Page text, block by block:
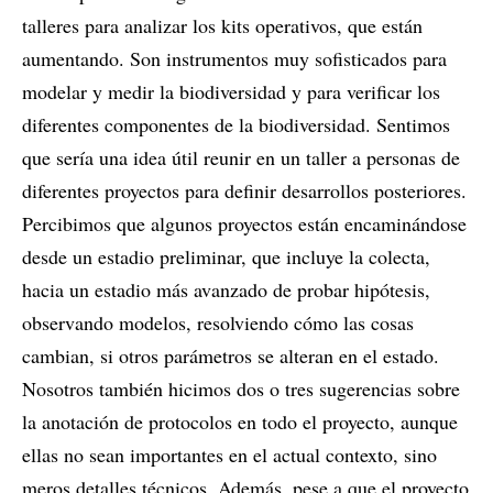
talleres para analizar los kits operativos, que están
aumentando. Son instrumentos muy sofisticados para
modelar y medir la biodiversidad y para verificar los
diferentes componentes de la biodiversidad. Sentimos
que sería una idea útil reunir en un taller a personas de
diferentes proyectos para definir desarrollos posteriores.
Percibimos que algunos proyectos están encaminándose
desde un estadio preliminar, que incluye la colecta,
hacia un estadio más avanzado de probar hipótesis,
observando modelos, resolviendo cómo las cosas
cambian, si otros parámetros se alteran en el estado.
Nosotros también hicimos dos o tres sugerencias sobre
la anotación de protocolos en todo el proyecto, aunque
ellas no sean importantes en el actual contexto, sino
meros detalles técnicos. Además, pese a que el proyecto